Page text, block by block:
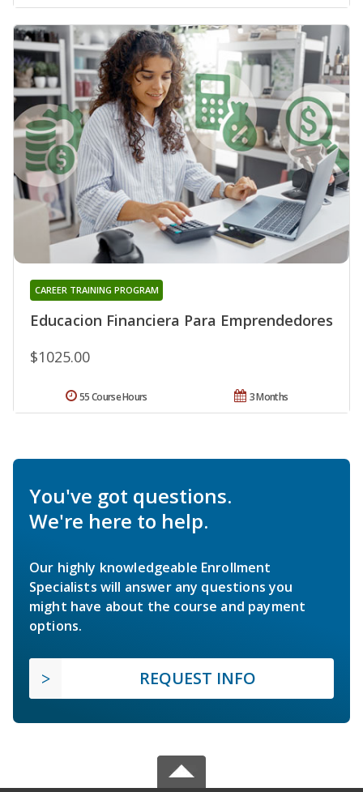
Educacion Financiera Para Emprendedores
CAREER TRAINING PROGRAM
$1025.00
3 Months
55 Course Hours
You've got questions.
We're here to help.
Our highly knowledgeable Enrollment
Specialists will answer any questions you
might have about the course and payment
options.
REQUEST INFO